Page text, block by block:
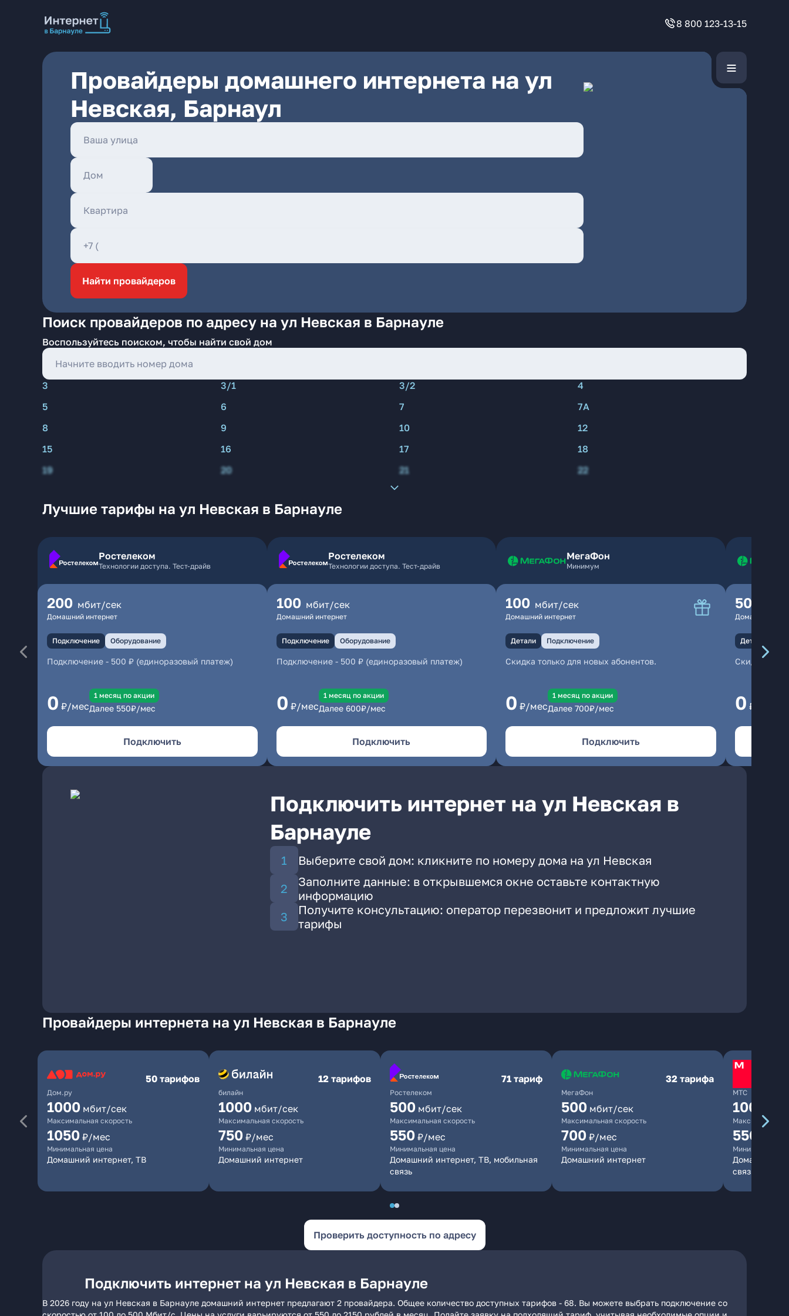
8 800 123-13-15
Провайдеры домашнего интернета на ул
Невская, Барнаул
Найти провайдеров
Поиск провайдеров по адресу на ул Невская в Барнауле
Воспользуйтесь поиском, чтобы найти свой дом
3 3/1 3/2
4
5
6 7
7А
8
9 10
12
15
16 17
18
19
20 21 22
Лучшие тарифы на ул Невская в Барнауле
Ростелеком
Технологии доступа. Тест-драйв
200 мбит/сек
Домашний интернет
Подключение Оборудование
Подключение - 500 ₽ (единоразовый платеж)
0 ₽/мес
1 месяц по акции
Далее 550₽/мес
Подключить
Ростелеком
Технологии доступа. Тест-драйв
100 мбит/сек
Домашний интернет
Подключение Оборудование
Подключение- 500 ₽ (единоразовый платеж)
0 ₽/мес
1 месяц по акции
Далее 600₽/мес
Подключить
МегаФон
Минимум
100 мбит/сек
Домашний интернет
Детали Подключение
Скидка только для новых абонентов.
0 ₽/мес
1 месяц по акции
Далее 700₽/мес
Подключить
500
Домашний
Детали
Скидка
0 ₽/мес
Подключить интернет на ул Невская в
Барнауле
Выберите свой дом: кликните по номеру дома на ул Невская
Заполните данные: в открывшемся окне оставьте контактную
информацию
Получите консультацию: оператор перезвонит и предложит лучшие
тарифы
Провайдеры интернета на ул Невская в Барнауле
Дом.ру
50 тарифов
1000 мбит/сек
Максимальная скорость
1050 ₽/мес
Минимальная цена
Домашний интернет, ТВ
билайн
12 тарифов
1000 мбит/сек
Максимальная скорость
750 ₽/мес
Минимальная цена
Домашний интернет
Ростелеком
71 тариф
500 мбит/сек
Максимальная скорость
550 ₽/мес
Минимальная цена
Домашний интернет, ТВ, мобильная
связь
МегаФон
32 тарифа
500 мбит/сек
Максимальная скорость
700 ₽/мес
Минимальная цена
Домашний интернет
МТС
1000
Максимальная
550
Минимальная
Домашний
связь
Проверить доступность по адресу
Подключить интернет на ул Невская в Барнауле
В 2026 году на ул Невская в Барнауле домашний интернет предлагают 2 провайдера. Общее количество доступных тарифов - 68. Вы можете выбрать подключение со